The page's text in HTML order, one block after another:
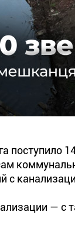
поступило
с
— с